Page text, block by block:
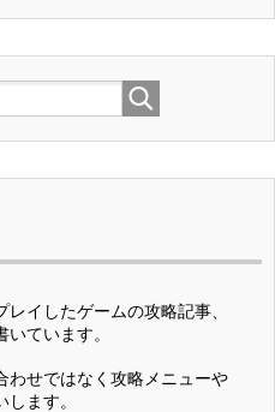
イしたゲームの攻略記事、
ています。
わせではなく攻略メニューや
ます。